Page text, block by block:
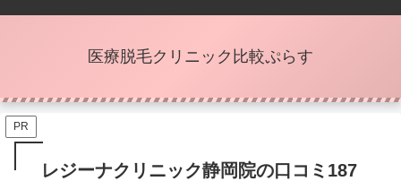
医療脱毛クリニック比較ぷらす
PR
レジーナクリニック静岡院の口コミ187